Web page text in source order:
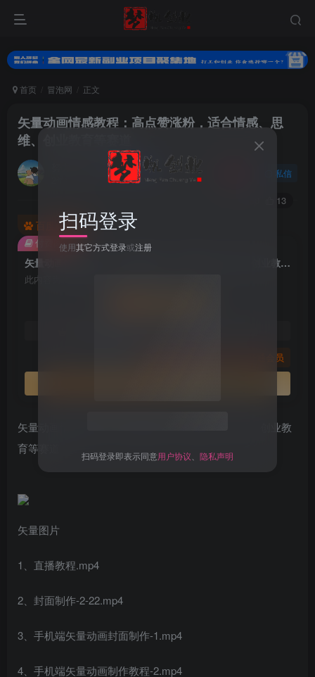
首页 冒泡网 正文
矢量动画情感教程：高点赞涨粉，适合情感、思
维、创业教育等赛道
私信
13
百度已收录
矢量动画情感教程：高点赞涨粉，适合情感、思维、创业教育等赛道
此内容为付费阅读，请付费后查看
您暂无购买权限，请先开通会员
付费阅读
矢量动画情感教程：高点赞涨粉，适合情感、思维、创业教
育等赛道
矢量图片
1、直播教程.mp4
2、封面制作-2-22.mp4
3、手机端矢量动画封面制作-1.mp4
4、手机端矢量动画制作教程-2.mp4
扫码登录
使用其它方式登录或注册